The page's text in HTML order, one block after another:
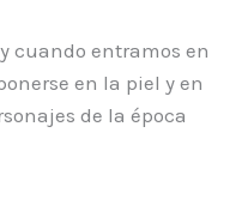
cuando entramos en
en la piel y en
de la época